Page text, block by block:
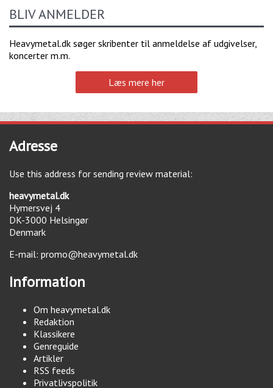
BLIV ANMELDER
Heavymetal.dk søger skribenter til anmeldelse af udgivelser,
koncerter m.m.
Læs mere her
Adresse
Use this address for sending review material:
heavymetal.dk
Hymersvej 4
DK-3000 Helsingør
Denmark
E-mail: promo@heavymetal.dk
Information
Om heavymetal.dk
Redaktion
Klassikere
Genreguide
Artikler
RSS feeds
Privatlivspolitik